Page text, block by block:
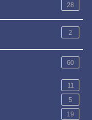
28
2
60
11
5
19